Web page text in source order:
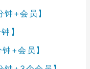
+会员】
】
+会员】